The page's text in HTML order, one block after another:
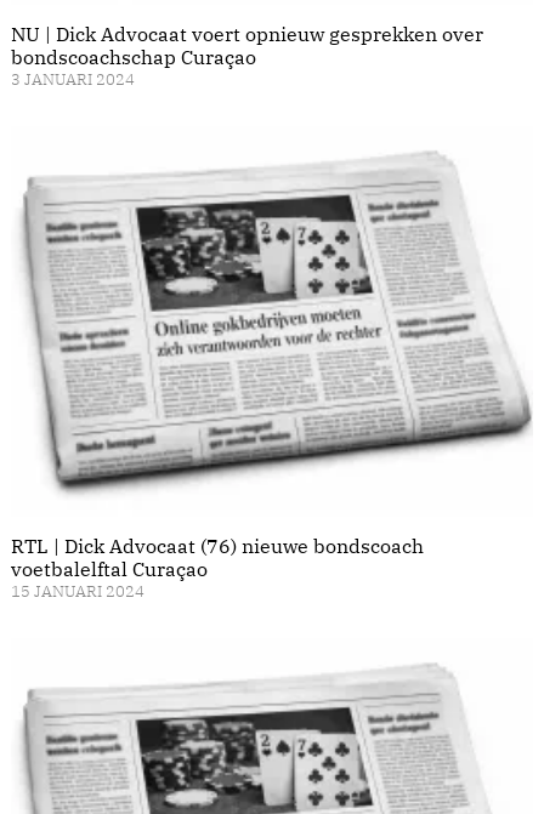
NU | Dick Advocaat voert opnieuw gesprekken over
bondscoachschap Curaçao
3 JANUARI 2024
RTL | Dick Advocaat (76) nieuwe bondscoach
voetbalelftal Curaçao
15 JANUARI 2024